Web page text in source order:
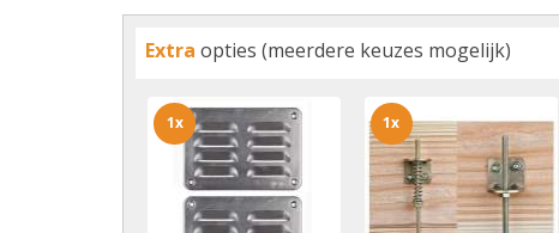
Extra opties (meerdere keuzes mogelijk)
1x 1x